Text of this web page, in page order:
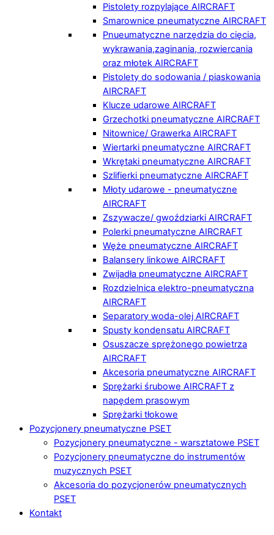
Pistolety rozpylające AIRCRAFT
Smarownice pneumatyczne AIRCRAFT
Pnueumatyczne narzędzia do cięcia,
wykrawania,zaginania, rozwiercania
oraz młotek AIRCRAFT
Pistolety do sodowania / piaskowania
AIRCRAFT
Klucze udarowe AIRCRAFT
Grzechotki pneumatyczne AIRCRAFT
Nitownice/ Grawerka AIRCRAFT
Wiertarki pneumatyczne AIRCRAFT
Wkrętaki pneumatyczne AIRCRAFT
Szlifierki pneumatyczne AIRCRAFT
Młoty udarowe - pneumatyczne
AIRCRAFT
Zszywacze/ gwoździarki AIRCRAFT
Polerki pneumatyczne AIRCRAFT
Węże pneumatyczne AIRCRAFT
Balansery linkowe AIRCRAFT
Zwijadła pneumatyczne AIRCRAFT
Rozdzielnica elektro-pneumatyczna
AIRCRAFT
Separatory woda-olej AIRCRAFT
Spusty kondensatu AIRCRAFT
Osuszacze sprężonego powietrza
AIRCRAFT
Akcesoria pneumatyczne AIRCRAFT
Sprężarki śrubowe AIRCRAFT z
napędem prasowym
Sprężarki tłokowe
Pozycjonery pneumatyczne PSET
Pozycjonery pneumatyczne - warsztatowe PSET
Pozycjonery pneumatyczne do instrumentów
muzycznych PSET
Akcesoria do pozycjonerów pneumatycznych
PSET
Kontakt